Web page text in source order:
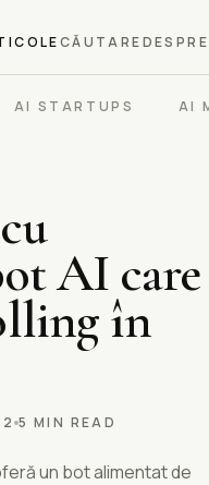
CĂUTAREDESPRE
AI STARTUPS AI
AI care
în
5 MIN READ
un bot alimentat de